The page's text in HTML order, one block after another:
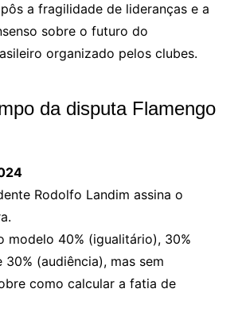
a fragilidade de lideranças e a
sobre o futuro do
organizado pelos clubes.
da disputa Flamengo
Rodolfo Landim assina o
modelo 40% (igualitário), 30%
30% (audiência), mas sem
como calcular a fatia de